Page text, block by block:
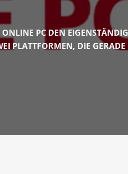
PC DEN
PLATTFORMEN, DIE